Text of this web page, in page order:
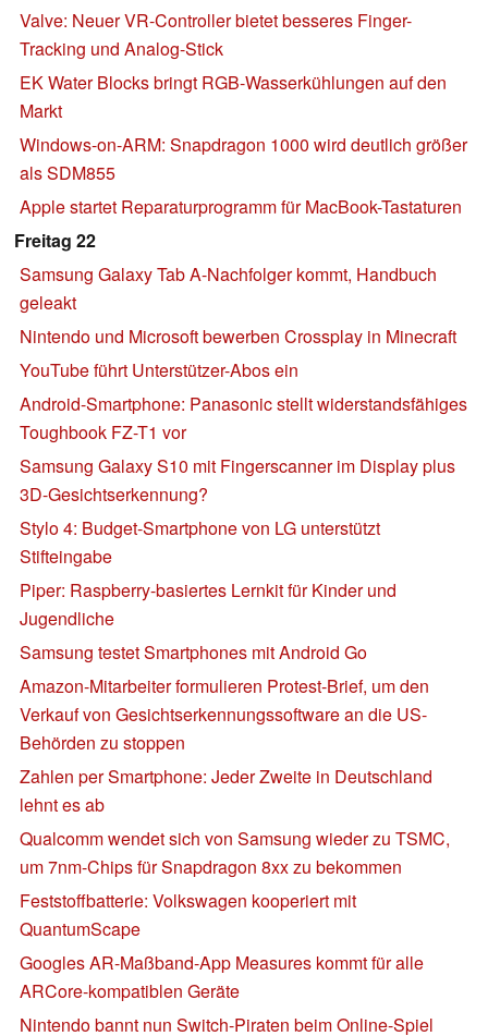
Valve: Neuer VR-Controller bietet besseres Finger-
Tracking und Analog-Stick
EK Water Blocks bringt RGB-Wasserkühlungen auf den
Markt
Windows-on-ARM: Snapdragon 1000 wird deutlich größer
als SDM855
Apple startet Reparaturprogramm für MacBook-Tastaturen
Freitag 22
Samsung Galaxy Tab A-Nachfolger kommt, Handbuch
geleakt
Nintendo und Microsoft bewerben Crossplay in Minecraft
YouTube führt Unterstützer-Abos ein
Android-Smartphone: Panasonic stellt widerstandsfähiges
Toughbook FZ-T1 vor
Samsung Galaxy S10 mit Fingerscanner im Display plus
3D-Gesichtserkennung?
Stylo 4: Budget-Smartphone von LG unterstützt
Stifteingabe
Piper: Raspberry-basiertes Lernkit für Kinder und
Jugendliche
Samsung testet Smartphones mit Android Go
Amazon-Mitarbeiter formulieren Protest-Brief, um den
Verkauf von Gesichtserkennungssoftware an die US-
Behörden zu stoppen
Zahlen per Smartphone: Jeder Zweite in Deutschland
lehnt es ab
Qualcomm wendet sich von Samsung wieder zu TSMC,
um 7nm-Chips für Snapdragon 8xx zu bekommen
Feststoffbatterie: Volkswagen kooperiert mit
QuantumScape
Googles AR-Maßband-App Measures kommt für alle
ARCore-kompatiblen Geräte
Nintendo bannt nun Switch-Piraten beim Online-Spiel